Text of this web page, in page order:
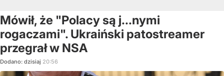
Mówił, że "Polacy są j...nymi
rogaczami". Ukraiński patostreamer
przegrał w NSA
Dodano: dzisiaj 20:56